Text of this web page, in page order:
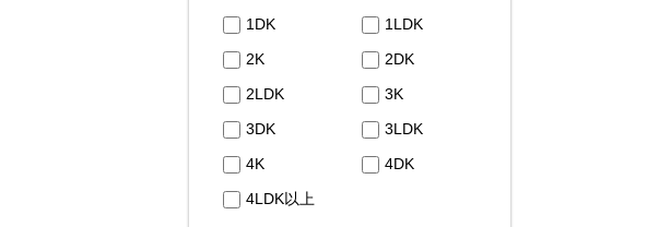
1DK
1LDK
2K
2DK
2LDK
3K
3DK
3LDK
4K
4DK
4LDK以上